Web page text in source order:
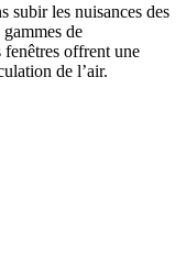
subir les nuisances des
de
fenêtres offrent une
de l’air.